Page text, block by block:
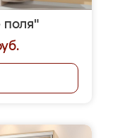
поля"